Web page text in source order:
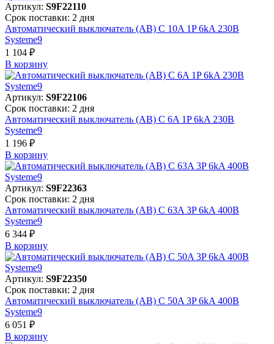
Артикул: S9F22110
Срок поставки: 2 дня
Автоматический выключатель (АВ) C 10A 1P 6kA 230В
Systeme9
1 104 ₽
В корзинy
Артикул: S9F22106
Срок поставки: 2 дня
Автоматический выключатель (АВ) C 6A 1P 6kA 230В
Systeme9
1 196 ₽
В корзинy
Артикул: S9F22363
Срок поставки: 2 дня
Автоматический выключатель (АВ) C 63A 3P 6kA 400В
Systeme9
6 344 ₽
В корзинy
Артикул: S9F22350
Срок поставки: 2 дня
Автоматический выключатель (АВ) C 50A 3P 6kA 400В
Systeme9
6 051 ₽
В корзинy